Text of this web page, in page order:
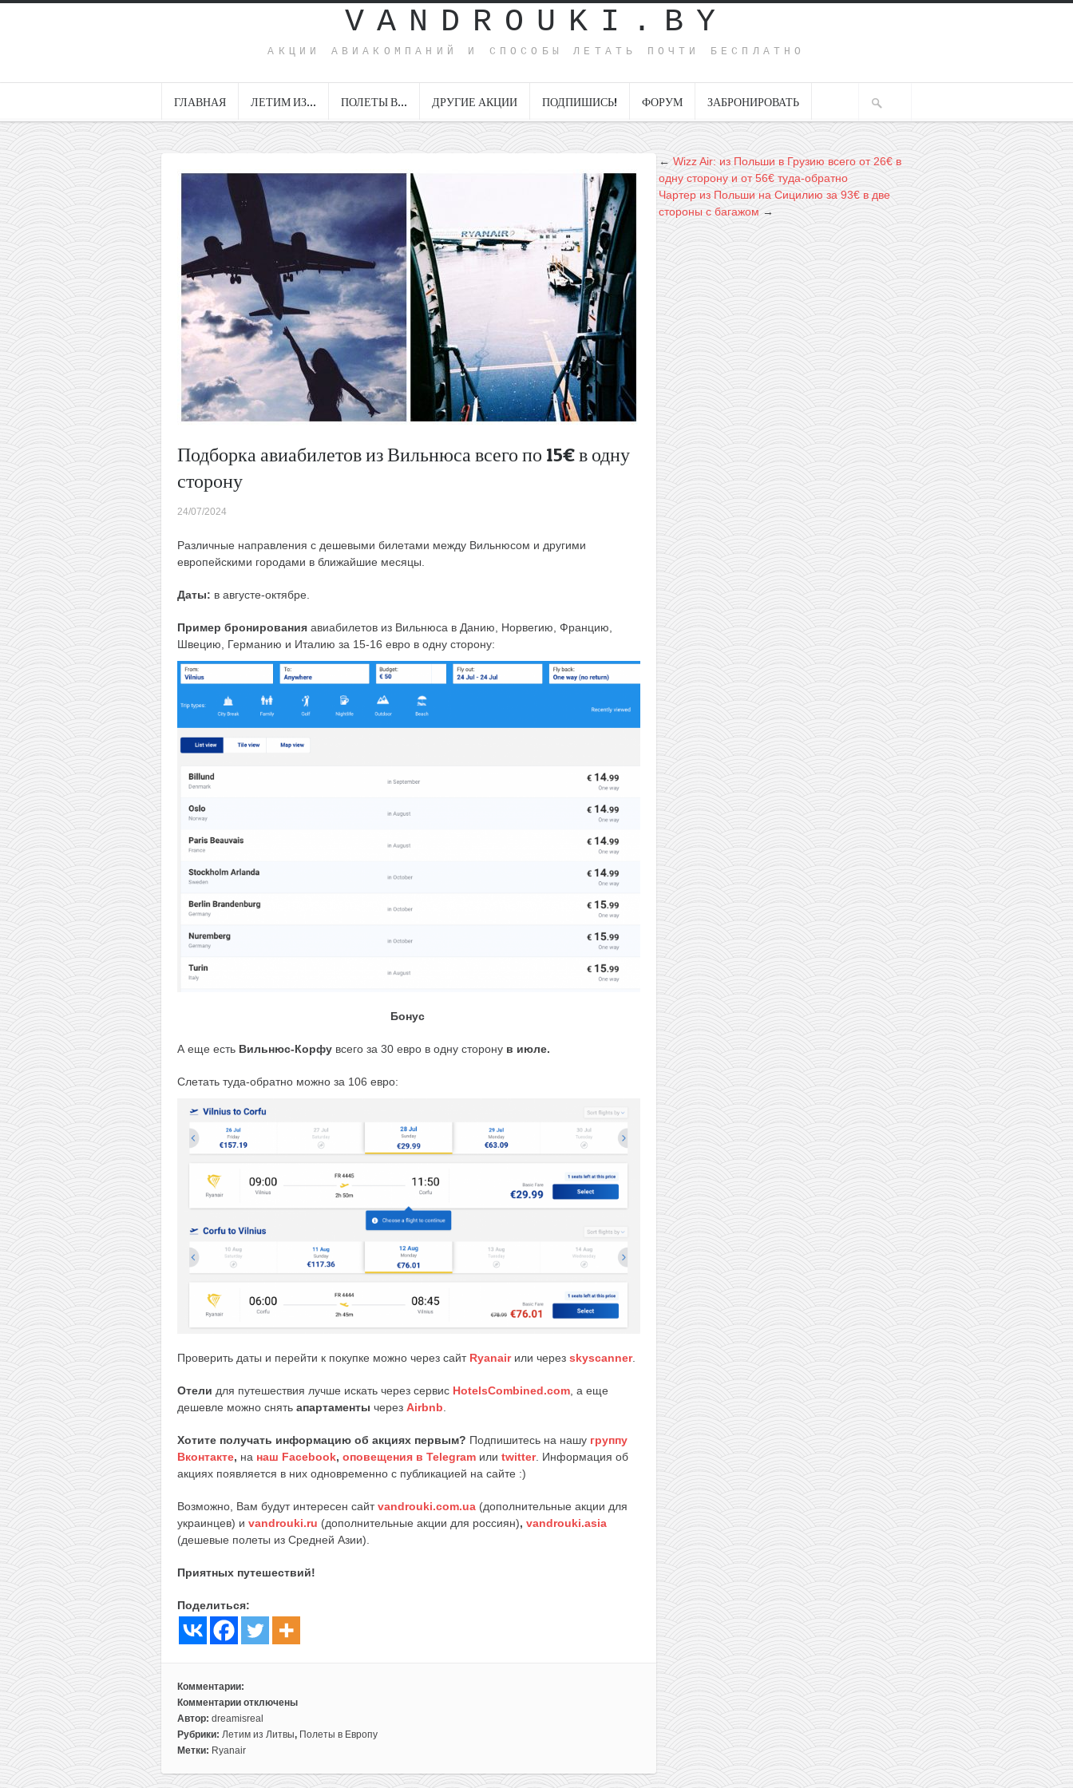
VANDROUKI.BY
АКЦИИ АВИАКОМПАНИЙ И СПОСОБЫ ЛЕТАТЬ ПОЧТИ БЕСПЛАТНО
ГЛАВНАЯ ЛЕТИМ ИЗ… ПОЛЕТЫ В… ДРУГИЕ АКЦИИ ПОДПИШИСЬ! ФОРУМ ЗАБРОНИРОВАТЬ
Подборка авиабилетов из Вильнюса всего по 15€ в одну
сторону
24/07/2024
Различные направления с дешевыми билетами между Вильнюсом и другими
европейскими городами в ближайшие месяцы.
Даты: в августе-октябре.
Пример бронирования авиабилетов из Вильнюса в Данию, Норвегию, Францию,
Швецию, Германию и Италию за 15-16 евро в одну сторону:
Бонус
А еще есть Вильнюс-Корфу всего за 30 евро в одну сторону в июле.
Слетать туда-обратно можно за 106 евро:
Проверить даты и перейти к покупке можно через сайт Ryanairили через skyscanner.
Отели для путешествия лучше искать через сервис HotelsCombined.com , а еще
дешевле можно снять апартаменты через Airbnb
Хотите получать информацию об акциях первым? Подпишитесь на нашу группу
Вконтакте, на наш Facebook, оповещения в Telegram или twitter. Информация об
акциях появляется в них одновременно с публикацией на сайте :)
Возможно, Вам будут интересен сайтvandrouki.com.ua (дополнительные акции для
украинцев) и vandrouki.ru (дополнительные акции для россиян), vandrouki.asia
(дешевые полеты из Средней Азии).
Приятных путешествий!
Поделиться:
Комментарии:
Комментарии
к
записи
Подборка
отключены
Автор: dreamisreal
Рубрики: Летим из Литвы, Полеты в Европу
Метки: Ryanair
←Wizz Air: из Польши в Грузию всего от 26€ в
одну сторону и от 56€ туда-обратно
Чартер из Польши на Сицилию за 93€ в две
стороны с багажом →